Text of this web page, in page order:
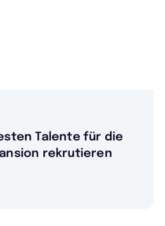
Talente für die
rekrutieren